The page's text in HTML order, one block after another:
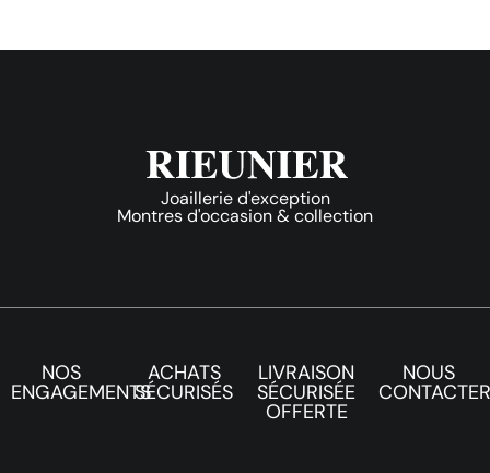
Joaillerie d'exception
Montres d'occasion & collection
NOS
ENGAGEMENTS
ACHATS
SÉCURISÉS
LIVRAISON
SÉCURISÉE
OFFERTE
NOUS
CONTACTER